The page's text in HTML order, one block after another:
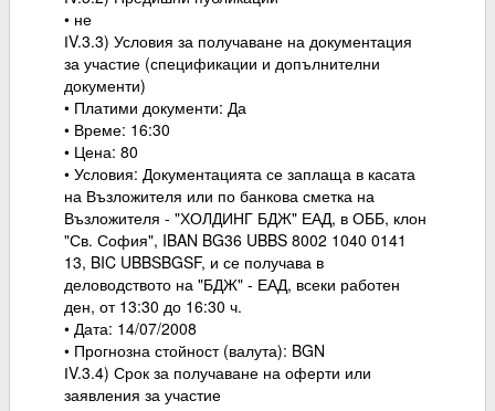
• не
ІV.3.3) Условия за получаване на документация
за участие (спецификации и допълнителни
документи)
• Платими документи: Да
• Време: 16:30
• Цена: 80
• Условия: Документацията се заплаща в касата
на Възложителя или по банкова сметка на
Възложителя - "ХОЛДИНГ БДЖ" ЕАД, в ОББ, клон
"Св. София", IBAN BG36 UBBS 8002 1040 0141
13, BIC UBBSBGSF, и се получава в
деловодството на "БДЖ" - ЕАД, всеки работен
ден, от 13:30 до 16:30 ч.
• Дата: 14/07/2008
• Прогнозна стойност (валута): BGN
ІV.3.4) Срок за получаване на оферти или
заявления за участие